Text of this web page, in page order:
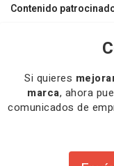
Contenido
Si quieres
marca, ahora
comunicados de